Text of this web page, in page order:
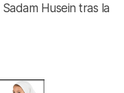
Husein tras la